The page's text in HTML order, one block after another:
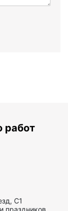
работ
С1
праздников